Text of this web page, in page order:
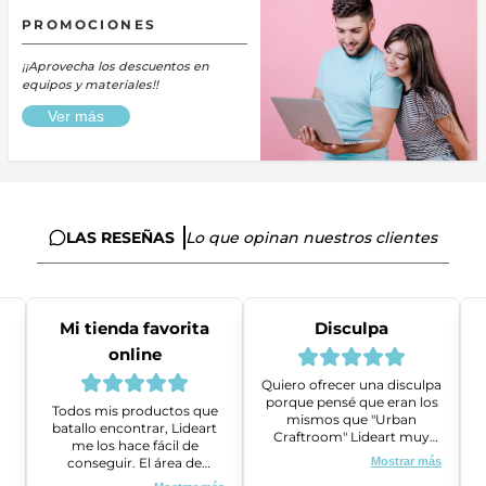
PROMOCIONES
¡¡Aprovecha los descuentos en
equipos y materiales!!
Ver más
LAS RESEÑAS Lo que opinan nuestros clientes
Mi tienda favorita
online
Todos mis productos que
batallo encontrar, Lideart
me los hace fácil de
conseguir. El área de
ventas es super amable y
Disculpa
Quiero ofrecer una disculpa
porque pensé que eran los
mismos que "Urban
Craftroom" Lideart muy
amables me ayudaron a
gestionar un problema que
Mostrar más